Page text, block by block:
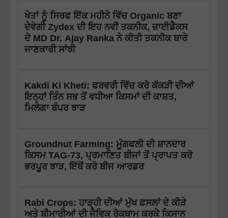
ਖੇਤਾਂ ਨੂੰ ਸਿਰਫ ਇੱਕ ਮਹੀਨੇ ਵਿੱਚ Organic ਬਣਾ
ਦੇਵੇਗੀ Zydex ਦੀ ਇਹ ਨਵੀਂ ਤਕਨੀਕ, ਜ਼ਾਈਡੈਕਸ
ਦੇ MD Dr. Ajay Ranka ਨੇ ਕੀਤੀ ਤਕਨੀਕ ਬਾਰੇ
ਜਾਣਕਾਰੀ ਸਾਂਝੀ
Kakdi Ki Kheti: ਫਰਵਰੀ ਵਿੱਚ ਕਰੋ ਕੱਕੜੀ ਦੀਆਂ
ਇਨ੍ਹਾਂ ਤਿੰਨ ਸਭ ਤੋਂ ਵਧੀਆ ਕਿਸਮਾਂ ਦੀ ਕਾਸ਼ਤ,
ਮਿਲੇਗਾ ਬੰਪਰ ਝਾੜ
Groundnut Farming: ਮੂੰਗਫਲੀ ਦੀ ਸ਼ਾਨਦਾਰ
ਕਿਸਮ TAG-73, ਪ੍ਰਮਾਣਿਤ ਬੀਜਾਂ ਤੋਂ ਪ੍ਰਾਪਤ ਕਰੋ
ਭਰਪੂਰ ਝਾੜ, ਇੱਥੋਂ ਕਰੋ ਬੀਜ ਆਰਡਰ
Rabi Crops: ਹਾੜ੍ਹੀ ਦੀਆਂ ਮੁੱਖ ਫ਼ਸਲਾਂ ਦੇ ਕੀੜੇ
ਅਤੇ ਬੀਮਾਰੀਆਂ ਦੀ ਜੈਵਿਕ ਰੋਕਥਾਮ ਕਰਕੇ ਕਿਸਾਨ